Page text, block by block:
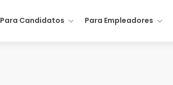
Para Candidatos Para Empleadores